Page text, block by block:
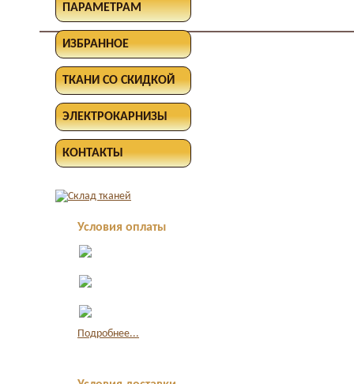
ПАРАМЕТРАМ
ИЗБРАННОЕ
ТКАНИ СО СКИДКОЙ
ЭЛЕКТРОКАРНИЗЫ
КОНТАКТЫ
Условия оплаты
Подробнее...